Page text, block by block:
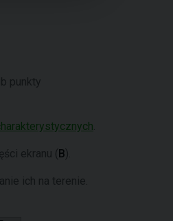
punkty
ekranu ( B).
ich na terenie.